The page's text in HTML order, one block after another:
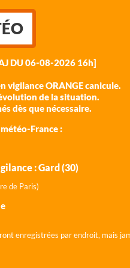
DU 06-08-2026 16h]
vigilance ORANGE canicule.
de la situation.
dès que nécessaire.
France :
: Gard (30)
de Paris)
enregistrées par endroit, mais